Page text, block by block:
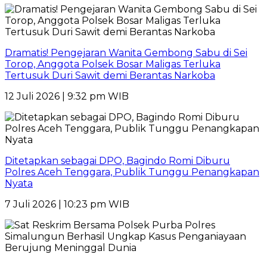
Dramatis! Pengejaran Wanita Gembong Sabu di Sei
Torop, Anggota Polsek Bosar Maligas Terluka
Tertusuk Duri Sawit demi Berantas Narkoba
12 Juli 2026 | 9:32 pm WIB
Ditetapkan sebagai DPO, Bagindo Romi Diburu
Polres Aceh Tenggara, Publik Tunggu Penangkapan
Nyata
7 Juli 2026 | 10:23 pm WIB